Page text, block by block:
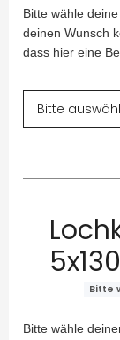
Bitte wähle
deinen Wunsch
dass hier eine
5x130
Bitte
Bitte wähle